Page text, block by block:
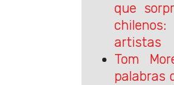
que
artistas
Tom
palabras